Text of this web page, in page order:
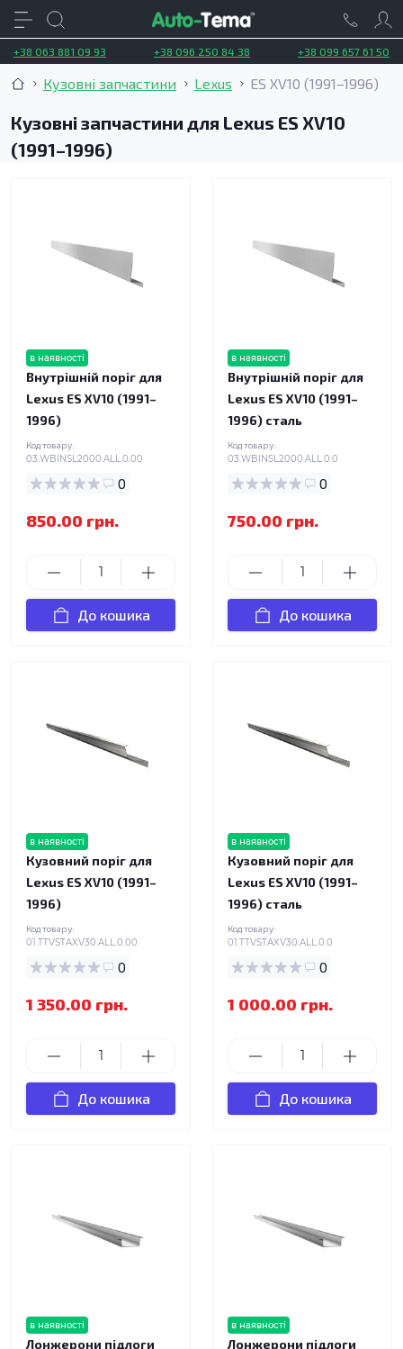
+38 063 881 09 93 +38 096 250 84 38 +38 099 657 61 50
Кузовні запчастини Lexus ES XV10 (1991–1996)
Кузовні запчастини для Lexus ES XV10
(1991–1996)
в наявності
Внутрішній поріг для
Lexus ES XV10 (1991–
1996)
Код товару:
03.WBINSL2000.ALL.0.00
0
850.00 грн.
До кошика
в наявності
Внутрішній поріг для
Lexus ES XV10 (1991–
1996) сталь
Код товару:
03.WBINSL2000.ALL.0.0
0
750.00 грн.
До кошика
в наявності
Кузовний поріг для
Lexus ES XV10 (1991–
1996)
Код товару:
01.TTVSTAXV30.ALL.0.00
0
1 350.00 грн.
До кошика
в наявності
Кузовний поріг для
Lexus ES XV10 (1991–
1996) сталь
Код товару:
01.TTVSTAXV30.ALL.0.0
0
1 000.00 грн.
До кошика
в наявності
Лонжерони підлоги
в наявності
Лонжерони підлоги